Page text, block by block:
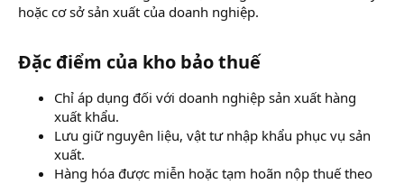
hoặc cơ sở sản xuất của doanh nghiệp.
Đặc điểm của kho bảo thuế​
Chỉ áp dụng đối với doanh nghiệp sản xuất hàng
xuất khẩu.
Lưu giữ nguyên liệu, vật tư nhập khẩu phục vụ sản
xuất.
Hàng hóa được miễn hoặc tạm hoãn nộp thuế theo